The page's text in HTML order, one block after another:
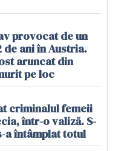
provocat de un
de ani în Austria.
aruncat din
pe loc
criminalul femeii
într-o valiză. S-
a întâmplat totul